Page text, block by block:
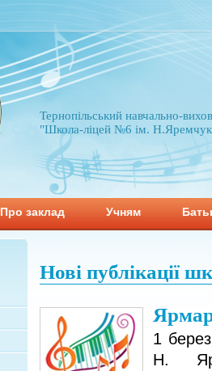
Тернопільський навчально-
"Школа-ліцей №6 ім.
Про заклад Учням
Нові публікації
1
Н.